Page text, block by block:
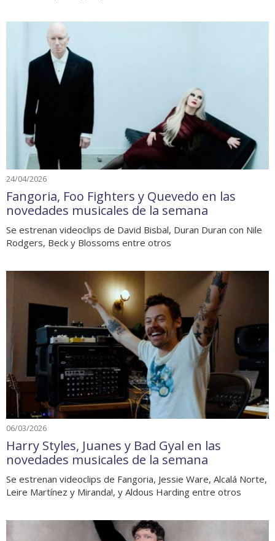
24/04/2026
Fangoria, Foo Fighters y Quevedo en las
novedades musicales de la semana
Se estrenan videoclips de David Bisbal, Duran Duran con Nile
Rodgers, Beck y Blossoms entre otros
06/03/2026
Harry Styles, Juanes y Bad Gyal en las
novedades musicales de la semana
Se estrenan videoclips de Fangoria, Jessie Ware, Alcalá Norte,
Leire Martínez y Miranda!, y Aldous Harding entre otros